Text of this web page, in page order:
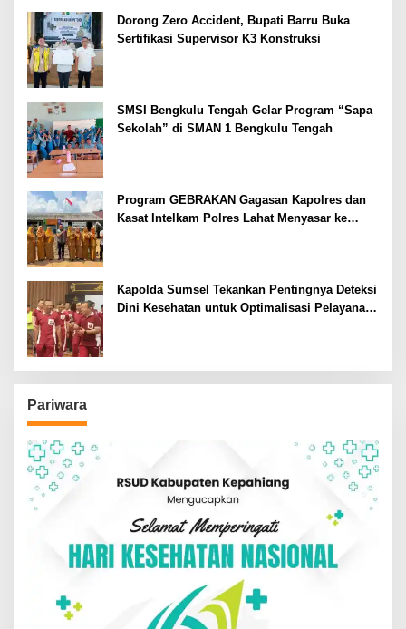
Dorong Zero Accident, Bupati Barru Buka
Sertifikasi Supervisor K3 Konstruksi
SMSI Bengkulu Tengah Gelar Program “Sapa
Sekolah” di SMAN 1 Bengkulu Tengah
Program GEBRAKAN Gagasan Kapolres dan
Kasat Intelkam Polres Lahat Menyasar ke
Kapolda Sumsel Tekankan Pentingnya Deteksi
Dini Kesehatan untuk Optimalisasi Pelayanan
Pariwara